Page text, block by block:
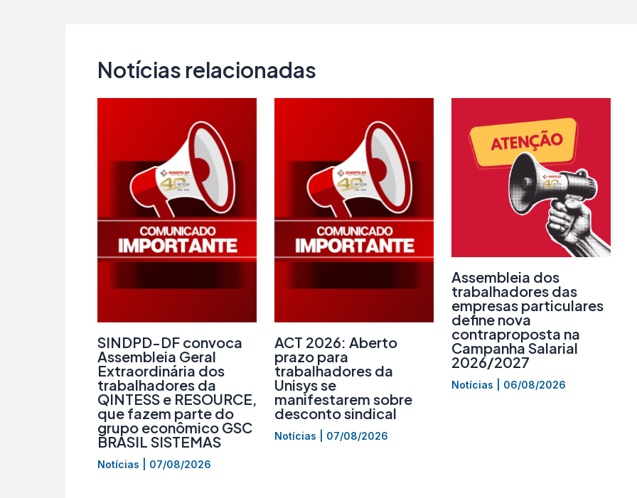
Notícias relacionadas
SINDPD-DF convoca
Assembleia Geral
Extraordinária dos
trabalhadores da
QINTESS e RESOURCE,
que fazem parte do
grupo econômico GSC
BRASIL SISTEMAS
Notícias 07/08/2026
ACT 2026: Aberto
prazo para
trabalhadores da
Unisys se
manifestarem sobre
desconto sindical
Notícias 07/08/2026
Assembleia dos
trabalhadores das
empresas particulares
define nova
contraproposta na
Campanha Salarial
2026/2027
Notícias 06/08/2026